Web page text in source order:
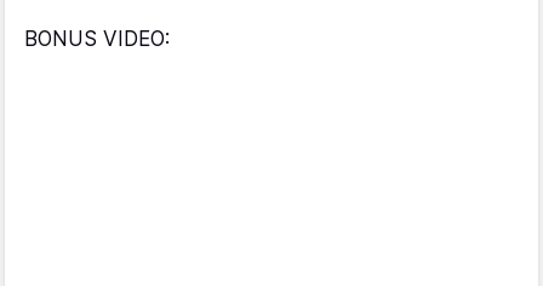
BONUS VIDEO: